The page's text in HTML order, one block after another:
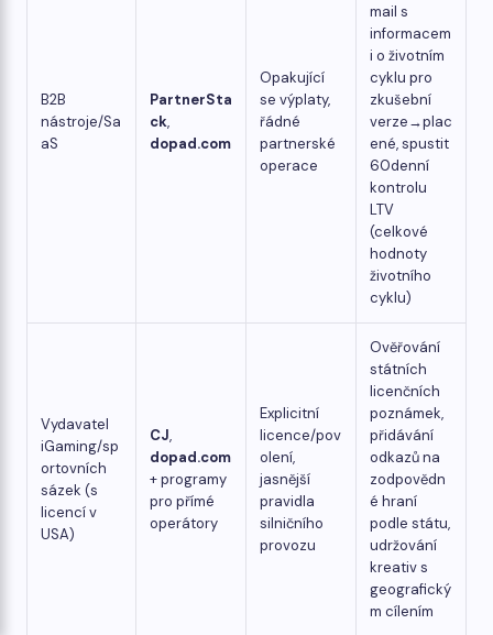
B2B
nástroje/Sa
aS
PartnerSta
ck,
dopad.com
Opakující
se výplaty,
řádné
partnerské
operace
mail s
informacem
i o životním
cyklu pro
zkušební
verze→plac
ené, spustit
60denní
kontrolu
LTV
(celkové
hodnoty
životního
cyklu)
Vydavatel
iGaming/sp
ortovních
sázek (s
licencí v
USA)
CJ,
dopad.com
+ programy
pro přímé
operátory
Explicitní
licence/pov
olení,
jasnější
pravidla
silničního
provozu
Ověřování
státních
licenčních
poznámek,
přidávání
odkazů na
zodpovědn
é hraní
podle státu,
udržování
kreativ s
geografický
m cílením